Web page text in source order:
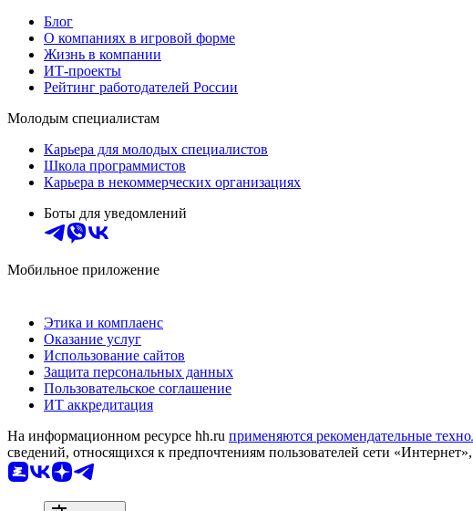
Блог
О компаниях в игровой форме
Жизнь в компании
ИТ-проекты
Рейтинг работодателей России
Молодым специалистам
Карьера для молодых специалистов
Школа программистов
Карьера в некоммерческих организациях
Боты для уведомлений
Мобильное приложение
Этика и комплаенс
Оказание услуг
Использование сайтов
Защита персональных данных
Пользовательское соглашение
ИТ аккредитация
На информационном ресурсе hh.ru применяются рекомендательные
сведений, относящихся к предпочтениям пользователей сети